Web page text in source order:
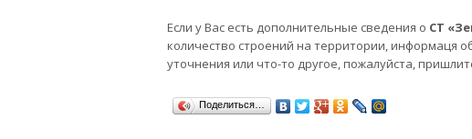
Если у Вас есть дополнительные сведения о СТ
количество строений на территории, информаця
уточнения или что-то другое, пожалуйста,
Поделиться…